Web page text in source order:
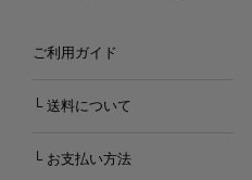
ご利用ガイド
└ 送料について
└ お支払い方法